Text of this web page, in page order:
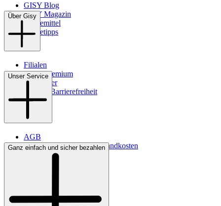
GISY Blog
GISY Magazin
Pflegemittel
Pflegetipps
Über Gisy
Filialen
WMS-Premium
Newsletter
Digitale Barrierefreiheit
Unser Service
AGB
Lieferbedingungen & Versandkosten
Bezahlung
Ganz einfach und sicher bezahlen